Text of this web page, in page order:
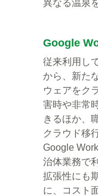
異なる温泉
Google
従来利用し
から、新た
ウェアをク
害時や非常
きるほか、
クラウド移
Google
治体業務で
拡張性にも
に、コスト